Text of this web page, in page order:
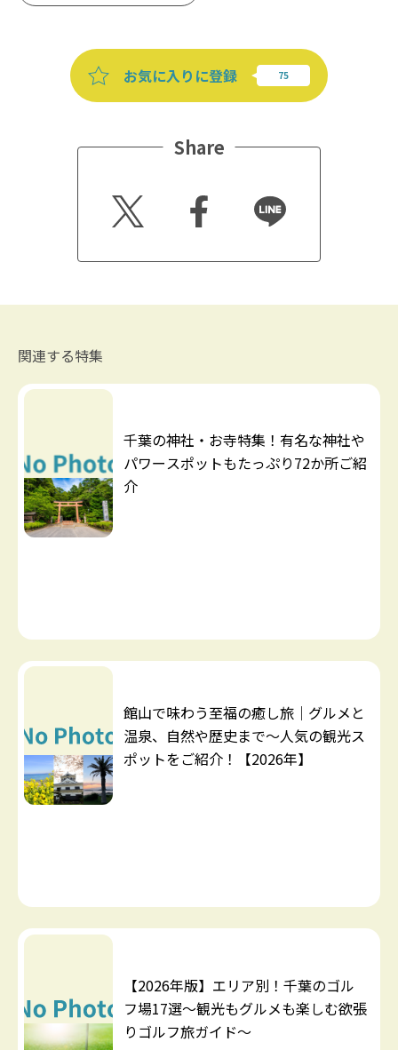
お気に入りに登録
Share
Twitt
er
Faceb
ook
Line
関連する特集
千葉の神社・お寺特集！有名な神社や
パワースポットもたっぷり72か所ご紹
介
館山で味わう至福の癒し旅｜グルメと
温泉、自然や歴史まで～人気の観光ス
ポットをご紹介！【2026年】
【2026年版】エリア別！千葉のゴル
フ場17選～観光もグルメも楽しむ欲張
りゴルフ旅ガイド～